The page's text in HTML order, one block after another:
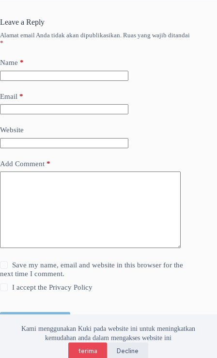
Kami menggunakan Kuki pada website ini untuk meningkatkan
kemudahan anda dalam mengakses website ini
terima Decline
Leave a Reply
Alamat email Anda tidak akan dipublikasikan. Ruas yang wajib ditandai
*
Name *
Email *
Website
Add Comment *
Save my name, email and website in this browser for the
next time I comment.
I accept thePrivacy Policy